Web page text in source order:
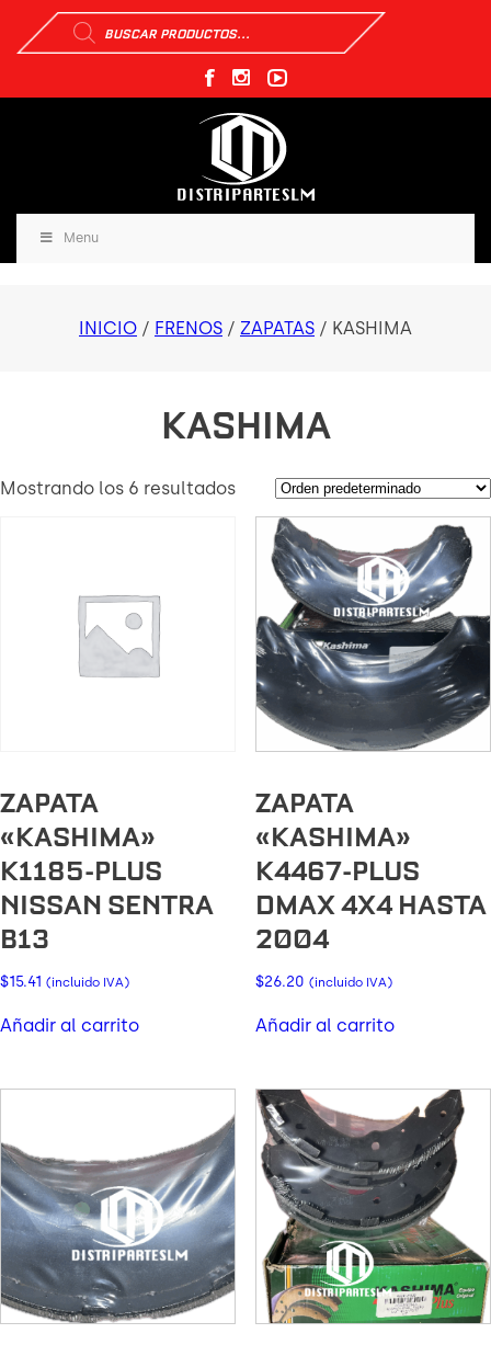
Búsqueda
de
productos
Menu
INICIO / FRENOS / ZAPATAS / KASHIMA
KASHIMA
Mostrando los 6 resultados
ZAPATA
«KASHIMA»
K1185-PLUS
NISSAN SENTRA
B13
$15.41 (incluido IVA)
Añadir al carrito
ZAPATA
«KASHIMA»
K4467-PLUS
DMAX 4X4 HASTA
2004
$26.20 (incluido IVA)
Añadir al carrito